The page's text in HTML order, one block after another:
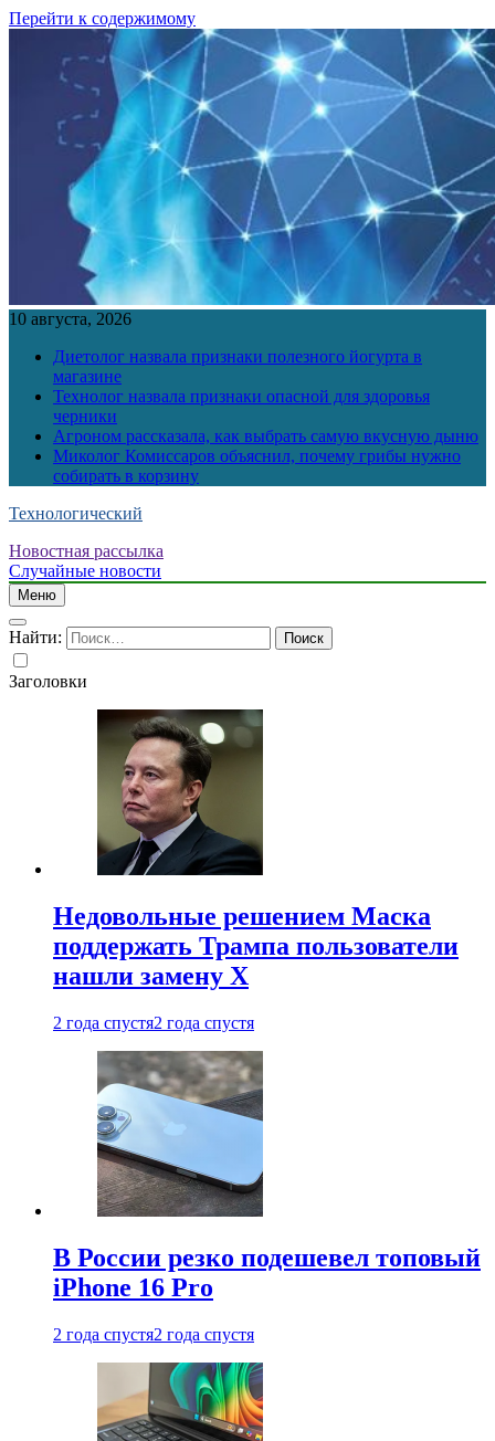
Перейти к содержимому
10 августа, 2026
Диетолог назвала признаки полезного йогурта в
магазине
Технолог назвала признаки опасной для здоровья
черники
Агроном рассказала, как выбрать самую вкусную дыню
Миколог Комиссаров объяснил, почему грибы нужно
собирать в корзину
Технологический
Новостная рассылка
Случайные новости
Меню
Найти:
Заголовки
Недовольные решением Маска
поддержать Трампа пользователи
нашли замену X
2 года спустя2 года спустя
В России резко подешевел топовый
iPhone 16 Pro
2 года спустя2 года спустя